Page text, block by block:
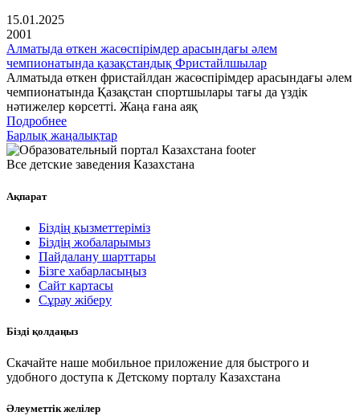
15.01.2025
2001
Алматыда өткен жасөспірімдер арасындағы әлем
чемпионатында қазақстандық Фристайлшылар
Алматыда өткен фристайлдан жасөспірімдер арасындағы әлем
чемпионатында Қазақстан спортшылары тағы да үздік
нәтижелер көрсетті. Жаңа ғана аяқ
Подробнее
Барлық жаңалықтар
Все детские заведения Казахстана
Ақпарат
Біздің қызметтеріміз
Біздің жобаларымыз
Пайдалану шарттары
Бізге хабарласыңыз
Сайт картасы
Сұрау жіберу
Бізді қолдаңыз
Скачайте наше мобильное приложение для быстрого и
удобного доступа к Детскому порталу Казахстана
Әлеуметтік желілер